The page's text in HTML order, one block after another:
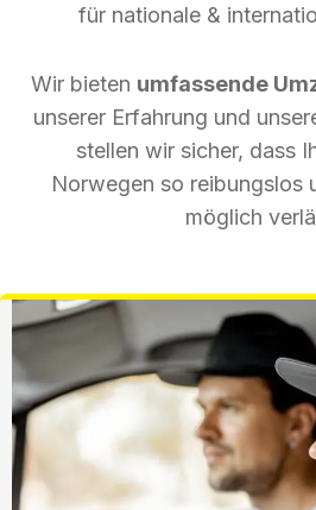
für nationale &
Wir bieten umfassende
unserer Erfahrung und
stellen wir sicher, dass
Norwegen so reibungslos
möglich